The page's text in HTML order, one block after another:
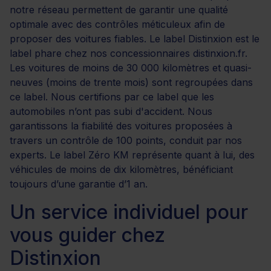
notre réseau permettent de garantir une qualité
optimale avec des contrôles méticuleux afin de
proposer des voitures fiables. Le label Distinxion est le
label phare chez nos concessionnaires distinxion.fr.
Les voitures de moins de 30 000 kilomètres et quasi-
neuves (moins de trente mois) sont regroupées dans
ce label. Nous certifions par ce label que les
automobiles n’ont pas subi d'accident. Nous
garantissons la fiabilité des voitures proposées à
travers un contrôle de 100 points, conduit par nos
experts. Le label Zéro KM représente quant à lui, des
véhicules de moins de dix kilomètres, bénéficiant
toujours d’une garantie d’1 an.
Un service individuel pour
vous guider chez
Distinxion